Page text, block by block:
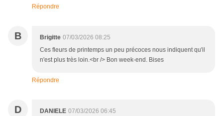
Répondre
B Brigitte 07/03/2026 08:25
Ces fleurs de printemps un peu précoces nous indiquent qu'il
n'est plus très loin.<br /> Bon week-end. Bises
Répondre
D DANIELE 07/03/2026 06:45